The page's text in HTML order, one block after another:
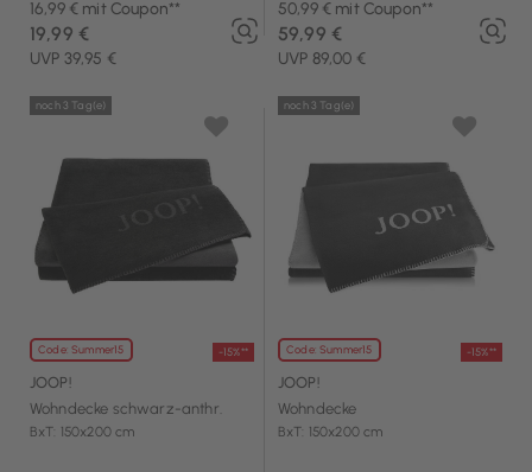
16,99 € mit Coupon**
UVP 39,95 €
19,99 €
50,99 € mit Coupon**
UVP 89,00 €
59,99 €
Code: Summer15 -15%**
noch 3 Tag(e)
JOOP!
Wohndecke schwarz-anthr.
BxT: 150x200 cm
Code: Summer15 -15%**
noch 3 Tag(e)
JOOP!
Wohndecke
BxT: 150x200 cm